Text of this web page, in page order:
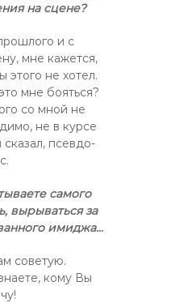
на сцене?
и с
мне кажется,
не хотел.
мне бояться?
со мной не
не в курсе
псевдо-
самого
вырываться за
имиджа…
советую.
кому Вы